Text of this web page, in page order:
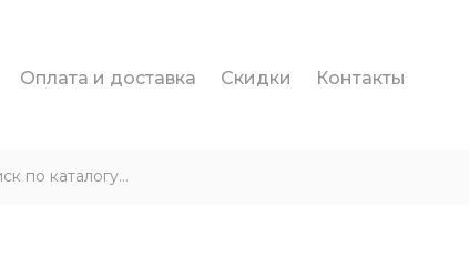
Оплата и доставка Скидки Контакты